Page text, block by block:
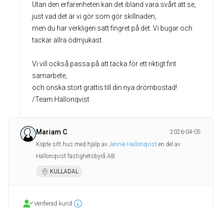
Utan den erfarenheten kan det ibland vara svårt att se,
just vad det är vi gör som gör skillnaden,
men du har verkligen satt fingret på det. Vi bugar och
tackar allra ödmjukast.
Vi vill också passa på att tacka för ett riktigt fint
samarbete,
och önska stort grattis till din nya drömbostad!
/Team Hallonqvist
Mariam C
2026-04-05
Köpte sitt hus med hjälp av Jennie Hallonqvist en del av
Hallonqvist fastighetsbyrå AB
KULLADAL
Verifierad kund